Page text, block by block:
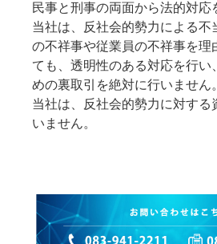
民事と刑事の両面から法的対応
当社は、反社会的勢力による不
の不祥事や従業員の不祥事を理
ても、透明性のある対応を行い
めの裏取引を絶対に行いません。
当社は、反社会的勢力に対する
いません。